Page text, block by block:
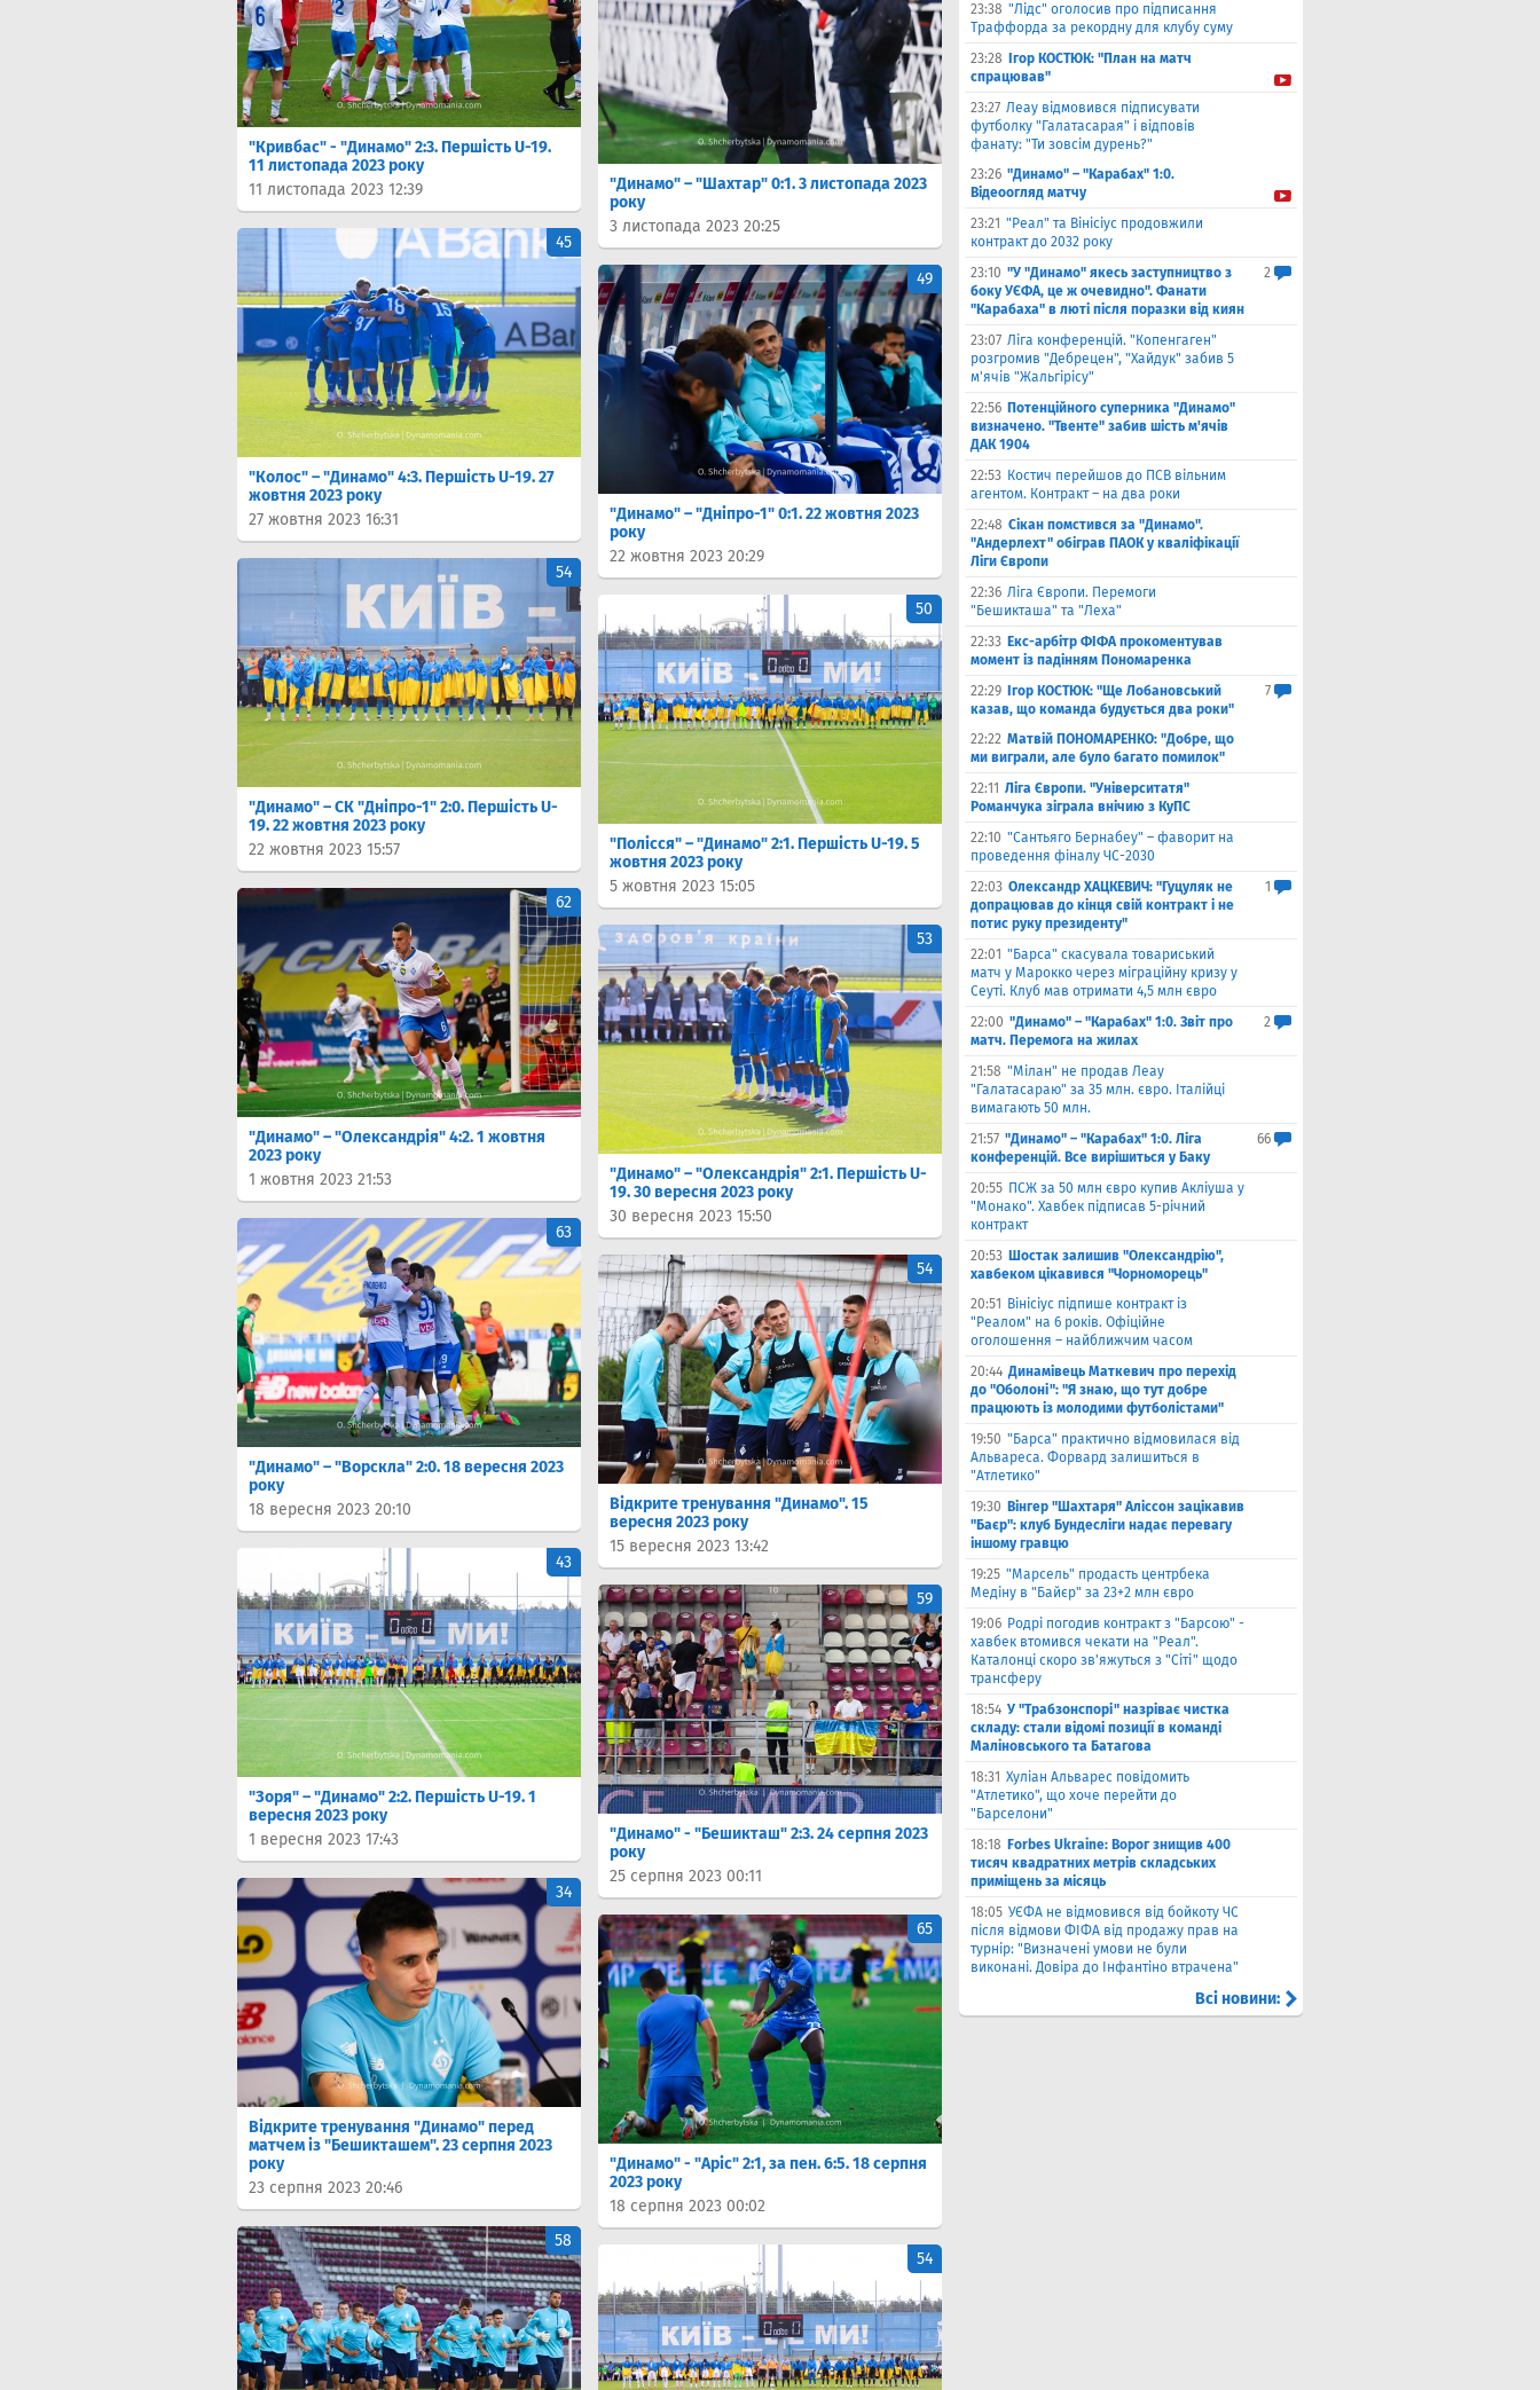
"Кривбас" - "Динамо" 2:3. Першість U-19.
11 листопада 2023 року
11 листопада 2023 12:39
"Динамо" – "Шахтар" 0:1. 3 листопада 2023
року
3 листопада 2023 20:25
"Колос" – "Динамо" 4:3. Першість U-19. 27
жовтня 2023 року
27 жовтня 2023 16:31
45
"Динамо" – "Дніпро-1" 0:1. 22 жовтня 2023
року
22 жовтня 2023 20:29
49
"Динамо" – СК "Дніпро-1" 2:0. Першість U-
19. 22 жовтня 2023 року
22 жовтня 2023 15:57
54
"Полісся" – "Динамо" 2:1. Першість U-19. 5
жовтня 2023 року
5 жовтня 2023 15:05
50
"Динамо" – "Олександрія" 4:2. 1 жовтня
2023 року
1 жовтня 2023 21:53
62
"Динамо" – "Олександрія" 2:1. Першість U-
19. 30 вересня 2023 року
30 вересня 2023 15:50
53
"Динамо" – "Ворскла" 2:0. 18 вересня 2023
року
18 вересня 2023 20:10
63
Відкрите тренування "Динамо". 15
вересня 2023 року
15 вересня 2023 13:42
54
"Зоря" – "Динамо" 2:2. Першість U-19. 1
вересня 2023 року
1 вересня 2023 17:43
43
"Динамо" - "Бешикташ" 2:3. 24 серпня 2023
року
25 серпня 2023 00:11
59
Відкрите тренування "Динамо" перед
матчем із "Бешикташем". 23 серпня 2023
року
23 серпня 2023 20:46
34
"Динамо" - "Аріс" 2:1, за пен. 6:5. 18 серпня
2023 року
18 серпня 2023 00:02
65
58
54
23:38 "Лідс" оголосив про підписання
Траффорда за рекордну для клубу суму
23:28
Ігор КОСТЮК: "План на матч
спрацював"
23:27 Леау відмовився підписувати
футболку "Галатасарая" і відповів
фанату: "Ти зовсім дурень?"
23:26 "Динамо" – "Карабах" 1:0.
Відеоогляд матчу
23:21 "Реал" та Вінісіус продовжили
контракт до 2032 року
23:10 "У "Динамо" якесь заступництво з
боку УЄФА, це ж очевидно". Фанати
"Карабаха" в люті після поразки від киян
2
23:07 Ліга конференцій. "Копенгаген"
розгромив "Дебрецен", "Хайдук" забив 5
м'ячів "Жальгірісу"
22:56 Потенційного суперника "Динамо"
визначено. "Твенте" забив шість м'ячів
ДАК 1904
22:53 Костич перейшов до ПСВ вільним
агентом. Контракт – на два роки
22:48 Сікан помстився за "Динамо".
"Андерлехт" обіграв ПАОК у кваліфікації
Ліги Європи
22:36 Ліга Європи. Перемоги
"Бешикташа" та "Леха"
22:33 Екс-арбітр ФІФА прокоментував
момент із падінням Пономаренка
22:29
Ігор КОСТЮК: "Ще Лобановський
казав, що команда будується два роки"
7
22:22 Матвій ПОНОМАРЕНКО: "Добре, що
ми виграли, але було багато помилок"
22:11 Ліга Європи. "Університатя"
Романчука зіграла внічию з КуПС
22:10 "Сантьяго Бернабеу" – фаворит на
проведення фіналу ЧС-2030
22:03 Олександр ХАЦКЕВИЧ: "Гуцуляк не
допрацював до кінця свій контракт і не
потис руку президенту"
1
22:01 "Барса" скасувала товариський
матч у Марокко через міграційну кризу у
Сеуті. Клуб мав отримати 4,5 млн євро
22:00 "Динамо" – "Карабах" 1:0. Звіт про
матч. Перемога на жилах
2
21:58 "Мілан" не продав Леау
"Галатасараю" за 35 млн. євро. Італійці
вимагають 50 млн.
21:57 "Динамо" – "Карабах" 1:0. Ліга
конференцій. Все вирішиться у Баку
66
20:55 ПСЖ за 50 млн євро купив Акліуша у
"Монако". Хавбек підписав 5-річний
контракт
20:53 Шостак залишив "Олександрію",
хавбеком цікавився "Чорноморець"
20:51
Вінісіус підпише контракт із
"Реалом" на 6 років. Офіційне
оголошення – найближчим часом
20:44 Динамівець Маткевич про перехід
до "Оболоні": "Я знаю, що тут добре
працюють із молодими футболістами"
19:50 "Барса" практично відмовилася від
Альвареса. Форвард залишиться в
"Атлетико"
19:30 Вінгер "Шахтаря" Аліссон зацікавив
"Баєр": клуб Бундесліги надає перевагу
іншому гравцю
19:25 "Марсель" продасть центрбека
Медіну в "Байєр" за 23+2 млн євро
19:06 Родрі погодив контракт з "Барсою" -
хавбек втомився чекати на "Реал".
Каталонці скоро зв'яжуться з "Сіті" щодо
трансферу
18:54 У "Трабзонспорі" назріває чистка
складу: стали відомі позиції в команді
Малiновського та Батагова
18:31 Хуліан Альварес повідомить
"Атлетико", що хоче перейти до
"Барселони"
18:18 Forbes Ukraine: Ворог знищив 400
тисяч квадратних метрів складських
приміщень за місяць
18:05 УЄФА не відмовився від бойкоту ЧС
після відмови ФІФА від продажу прав на
турнір: "Визначені умови не були
виконані. Довіра до Інфантіно втрачена"
Всі новини: